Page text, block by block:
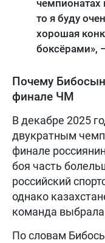
чемпионатах
то я буду
хорошая
боксёрами»,
Почему
финале ЧМ
В декабре 2025
двукратным
финале
боя часть
российский
однако
команда
По словам